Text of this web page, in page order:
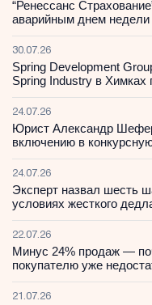
“Ренессанс
аварийным днем недели
30.07.26
Spring Development
Spring Industry в
24.07.26
Юрист Александр
включению в
24.07.26
Эксперт назвал шесть
условиях жесткого
22.07.26
Минус 24% продаж —
покупателю уже
21.07.26